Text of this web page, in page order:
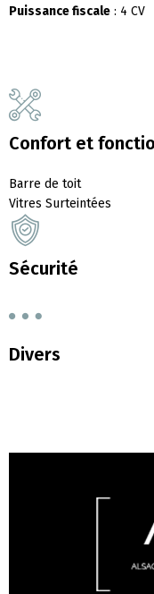
Puissance fiscale : 4 CV
Confort et
Barre de toit
Vitres Surteintées
Sécurité
Divers